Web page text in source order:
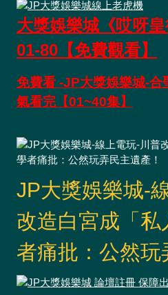
大獎娛樂城《哎呀皇
01-80【免費觀看】
免費看 -JP大獎娛樂城-合
氣看完【01~40集】
JP大獎娛樂城-
改造白宮成「私
者痛批：公然玩